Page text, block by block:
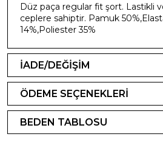
Düz paça regular fit şort. Lastikli
ceplere sahiptir. Pamuk
14%,Poliester 35%
İADE/DEĞİŞİM
ÖDEME SEÇENEKLERİ
BEDEN TABLOSU